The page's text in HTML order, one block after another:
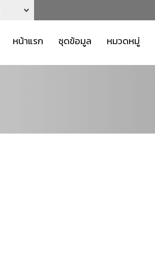
หน้าแรก ชุดข้อมูล หมวดหมู่